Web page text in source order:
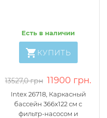
Есть в наличии
КУПИТЬ
13527,0 грн 11900 грн.
Intex 26718, Каркасный
бассейн 366х122 см с
фильтр-насосом и